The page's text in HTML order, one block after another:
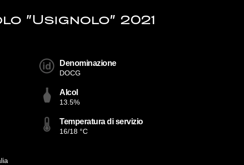
"Usignolo" 2021
Denominazione
DOCG
Alcol
13.5%
Temperatura di servizio
16/18 °C